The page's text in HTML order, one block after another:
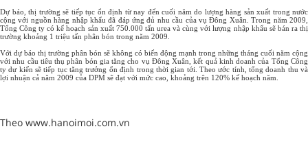
Dự báo, thị trường sẽ tiếp tục ổn định từ nay đến cuối năm do lượng hàng sản xuất trong nước
cộng với nguồn hàng nhập khẩu đã đáp ứng đủ nhu cầu của vụ Đông Xuân. Trong năm 2009,
Tổng Công ty có kế hoạch sản xuất 750.000 tấn urea và cùng với lượng nhập khẩu sẽ bán ra thị
trường khoảng 1 triệu tấn phân bón trong năm 2009.
Với dự báo thị trường phân bón sẽ không có biến động mạnh trong những tháng cuối năm cộng
với nhu cầu tiêu thụ phân bón gia tăng cho vụ Đông Xuân, kết quả kinh doanh của Tổng Công
ty dự kiến sẽ tiếp tục tăng trưởng ổn định trong thời gian tới. Theo ước tính, tổng doanh thu và
lợi nhuận cả năm 2009 của DPM sẽ đạt với mức cao, khoảng trên 120% kế hoạch năm.
Theo www.hanoimoi.com.vn